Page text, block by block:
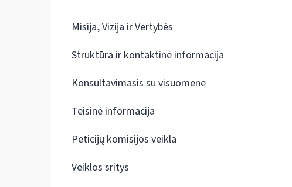
Misija, Vizija ir Vertybės
Struktūra ir kontaktinė informacija
Konsultavimasis su visuomene
Teisinė informacija
Peticijų komisijos veikla
Veiklos sritys